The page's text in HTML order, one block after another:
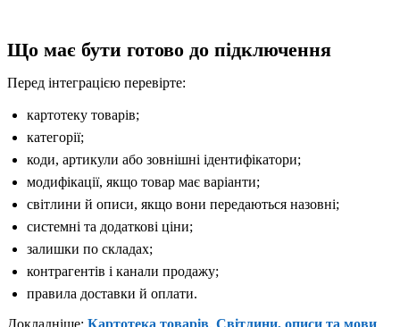
Що має бути готово до підключення
Перед інтеграцією перевірте:
картотеку товарів;
категорії;
коди, артикули або зовнішні ідентифікатори;
модифікації, якщо товар має варіанти;
світлини й описи, якщо вони передаються назовні;
системні та додаткові ціни;
залишки по складах;
контрагентів і канали продажу;
правила доставки й оплати.
Докладніше: Картотека товарів, Світлини, описи та мови